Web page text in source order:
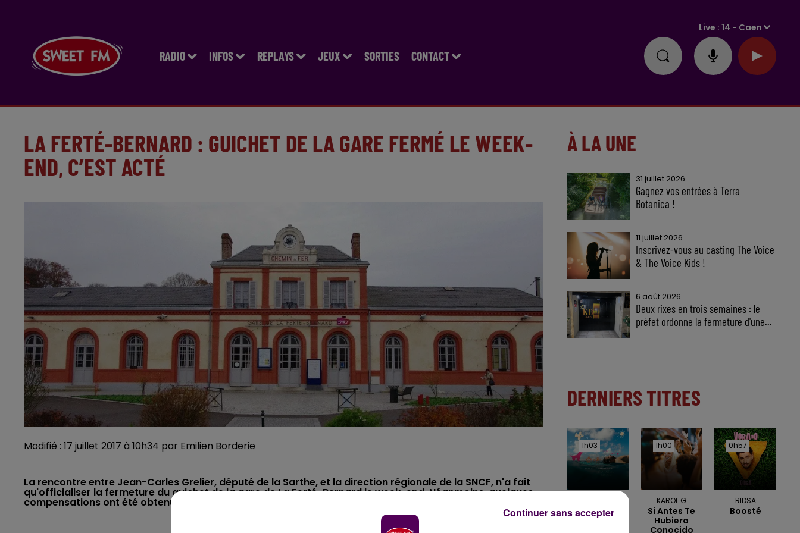
RADIO INFOS REPLAYS JEUX SORTIES CONTACT
Live :14 - Caen
LA FERTÉ-BERNARD : GUICHET DE LA GARE FERMÉ LE WEEK-
END, C’EST ACTÉ
Modifié : 17 juillet 2017 à 10h34 par Emilien Borderie
La rencontre entre Jean-Carles Grelier, député de la Sarthe, et la direction régionale de la SNCF, n'a fait
qu'officialiser la fermeture du guichet de la gare de La Ferté-Bernard le week-end. Néanmoins, quelques
compensations ont été obtenues.
À LA UNE
31 juillet 2026
Gagnez vos entrées à Terra
Botanica !
11 juillet 2026
Inscrivez-vous au casting The Voice
& The Voice Kids !
6 août 2026
Deux rixes en trois semaines : le
préfet ordonne la fermeture d'une...
DERNIERS TITRES
1h03
1h03
Frerot
1h00
1h00
KAROL G
Si Antes Te
Hubiera
Conocido
0h57
0h57
RIDSA
Boosté
Continuer sans accepter